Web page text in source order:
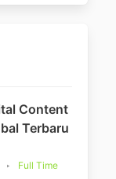
Content
Terbaru
Full Time